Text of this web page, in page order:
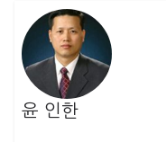
윤 인한